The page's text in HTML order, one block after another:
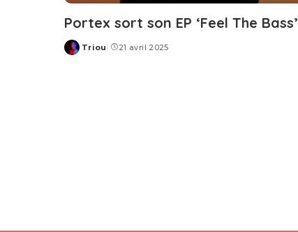
Portex sort son EP ‘Feel The Bass’
Posted
Triou 21 avril 2025